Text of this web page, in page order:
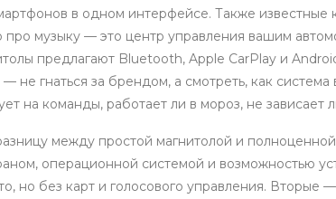
в одном интерфейсе. Также известные
про музыку — это центр управления вашим
предлагают Bluetooth, Apple CarPlay и
не гнаться за брендом, а смотреть, как система
на команды, работает ли в мороз, не
между простой магнитолой и полноценной
операционной системой и возможностью
но без карт и голосового управления. Вторые